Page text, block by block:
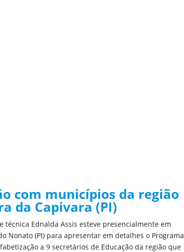
com municípios da região
da Capivara (PI)
técnica Ednalda Assis esteve presencialmente em
Nonato (PI) para apresentar em detalhes o Programa
a 9 secretários de Educação da região que